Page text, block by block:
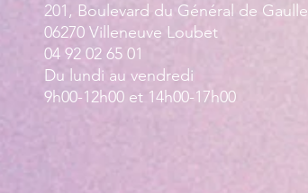
201, Boulevard du Général de Gaulle
06270 Villeneuve Loubet
04 92 02 65 01
Du lundi au vendredi
9h00-12h00 et 14h00-17h00